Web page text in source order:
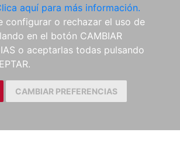
aquí para más información.
configurar o rechazar el uso de
en el botón CAMBIAR
o aceptarlas todas pulsando
CAMBIAR PREFERENCIAS